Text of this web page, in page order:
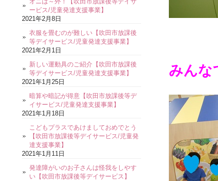
みんな
ービス/児童発達支援事業】
2021年2月8日
衣服を畳むのが難しい【吹田市放課後
等デイサービス/児童発達支援事業】
2021年2月1日
新しい運動具のご紹介【吹田市放課後
等デイサービス/児童発達支援事業】
2021年1月25日
暗算や暗記が得意【吹田市放課後等デ
イサービス/児童発達支援事業】
2021年1月18日
こどもプラスであけましておめでとう
【吹田市放課後等デイサービス/児童発
達支援事業】
2021年1月11日
発達障がいのお子さんは怪我をしやす
い【吹田市放課後等デイサービス】